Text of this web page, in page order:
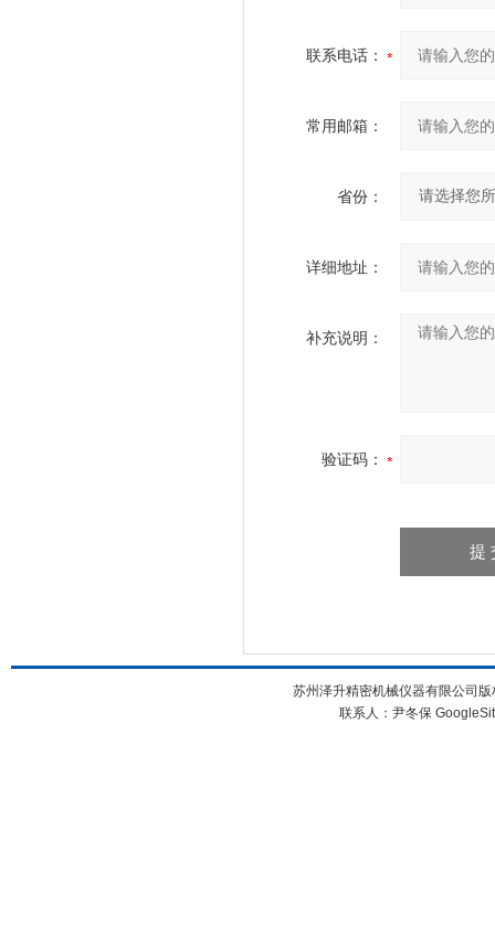
联系电话：
常用邮箱：
省份：
详细地址：
补充说明：
验证码：
苏州泽升精密机械仪器有限公司
联系人：尹冬保